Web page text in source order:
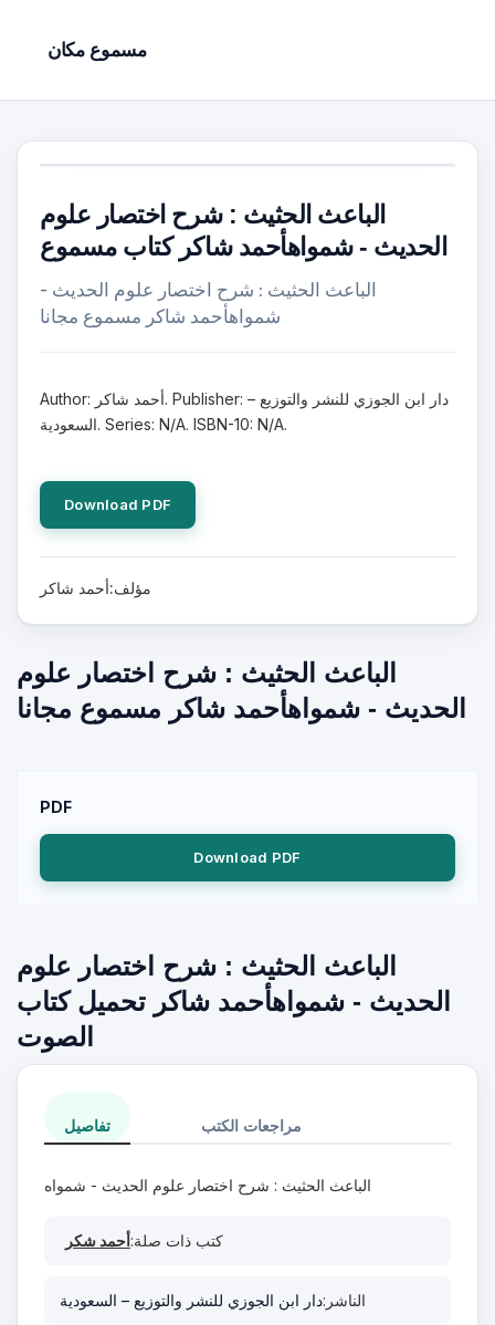
مسموع مكان
الباعث الحثيث : شرح اختصار علوم
الحديث - شمواهأحمد شاكر كتاب مسموع
الباعث الحثيث : شرح اختصار علوم الحديث -
شمواهأحمد شاكر مسموع مجانا
Author: أحمد شاكر. Publisher: دار ابن الجوزي للنشر والتوزيع –
السعودية. Series: N/A. ISBN-10: N/A.
Download PDF
مؤلف:أحمد شاكر
الباعث الحثيث : شرح اختصار علوم
الحديث - شمواهأحمد شاكر مسموع مجانا
PDF
Download PDF
الباعث الحثيث : شرح اختصار علوم
الحديث - شمواهأحمد شاكر تحميل كتاب
الصوت
تفاصيل مراجعات الكتب
الباعث الحثيث : شرح اختصار علوم الحديث - شمواه
كتب ذات صلة:أحمد شكر
الناشر:دار ابن الجوزي للنشر والتوزيع – السعودية